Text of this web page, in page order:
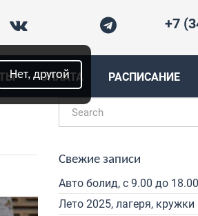
Нет, другой
+7
ОПЛАТА РАСПИСАНИЕ
Свежие записи
Авто болид, с 9.00 до 18.00
Лето 2025, лагеря,